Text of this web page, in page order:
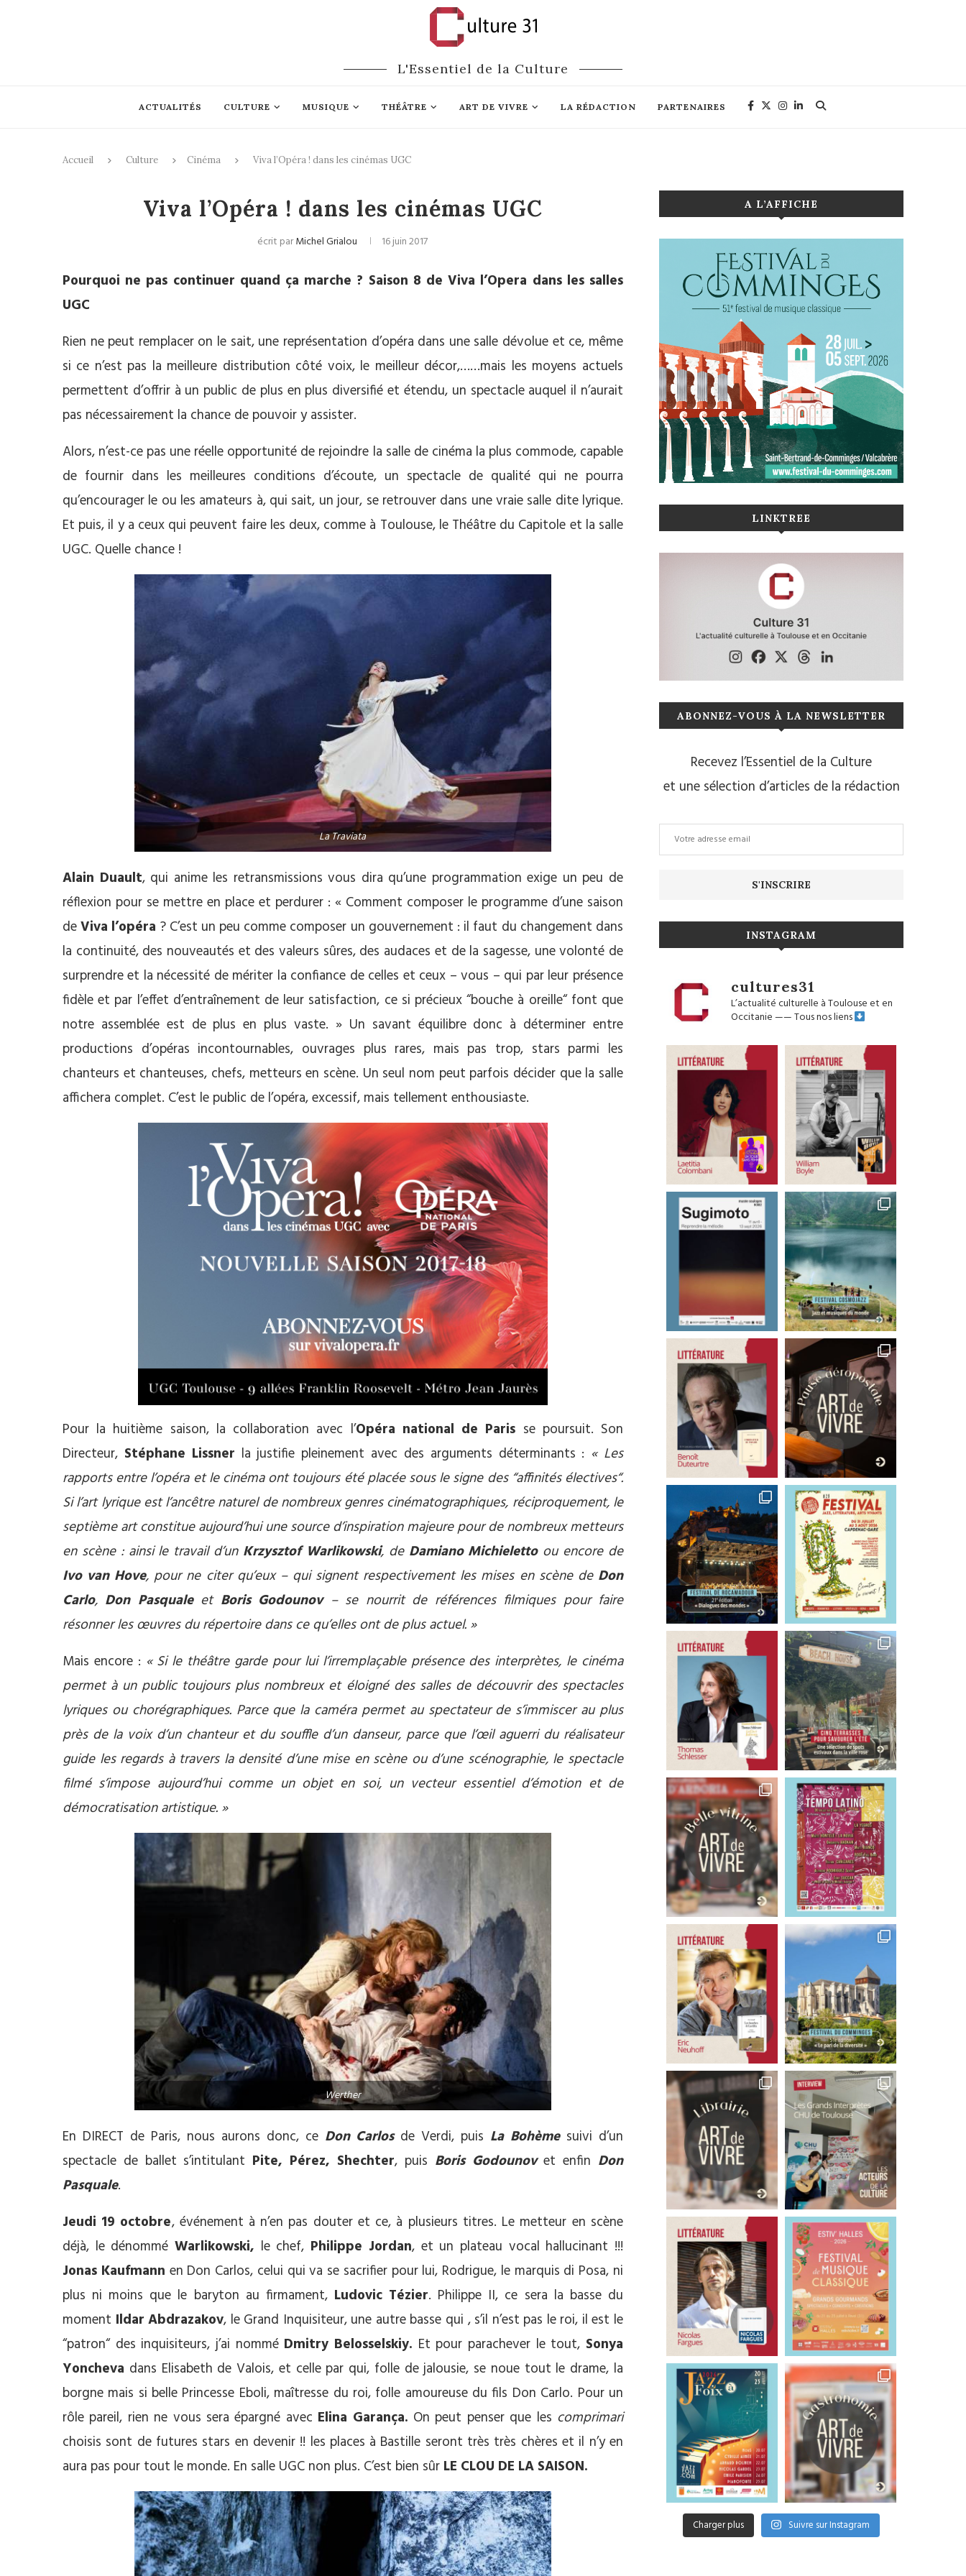
L'Essentiel de la Culture
ACTUALITÉS CULTURE MUSIQUE THÉÂTRE ART DE VIVRE LA RÉDACTION PARTENAIRES
Accueil Culture Cinéma Viva l’Opéra ! dans les cinémas UGC
Viva l’Opéra ! dans les cinémas UGC
écrit parMichel Grialou 16 juin 2017
Pourquoi ne pas continuer quand ça marche ? Saison 8 de Viva l’Opera dans les salles
UGC
Rien ne peut remplacer on le sait, une représentation d’opéra dans une salle dévolue et ce, même
si ce n’est pas la meilleure distribution côté voix, le meilleur décor,……mais les moyens actuels
permettent d’offrir à un public de plus en plus diversifié et étendu, un spectacle auquel il n’aurait
pas nécessairement la chance de pouvoir y assister.
Alors, n’est-ce pas une réelle opportunité de rejoindre la salle de cinéma la plus commode, capable
de fournir dans les meilleures conditions d’écoute, un spectacle de qualité qui ne pourra
qu’encourager le ou les amateurs à, qui sait, un jour, se retrouver dans une vraie salle dite lyrique.
Et puis, il y a ceux qui peuvent faire les deux, comme à Toulouse, le Théâtre du Capitole et la salle
UGC. Quelle chance !
La Traviata
Alain Duault, qui anime les retransmissions vous dira qu’une programmation exige un peu de
réflexion pour se mettre en place et perdurer : « Comment composer le programme d’une saison
deViva l’opéra ? C’est un peu comme composer un gouvernement : il faut du changement dans
la continuité, des nouveautés et des valeurs sûres, des audaces et de la sagesse, une volonté de
surprendre et la nécessité de mériter la confiance de celles et ceux – vous – qui par leur présence
fidèle et par l’effet d’entraînement de leur satisfaction, ce si précieux “bouche à oreille“ font que
notre assemblée est de plus en plus vaste. » Un savant équilibre donc à déterminer entre
productions d’opéras incontournables, ouvrages plus rares, mais pas trop, stars parmi les
chanteurs et chanteuses, chefs, metteurs en scène. Un seul nom peut parfois décider que la salle
affichera complet. C’est le public de l’opéra, excessif, mais tellement enthousiaste.
Pour la huitième saison, la collaboration avec l’Opéra national de Paris se poursuit. Son
Directeur, Stéphane Lissner la justifie pleinement avec des arguments déterminants : « Les
rapports entre l’opéra et le cinéma ont toujours été placée sous le signe des “affinités électives“.
Si l’art lyrique est l’ancêtre naturel de nombreux genres cinématographiques, réciproquement, le
septième art constitue aujourd’hui une source d’inspiration majeure pour de nombreux metteurs
en scène : ainsi le travail d’un Krzysztof Warlikowski, de Damiano Michielettoou encore de
Ivo van Hove, pour ne citer qu’eux – qui signent respectivement les mises en scène de Don
Carlo, Don Pasqualeet Boris Godounov– se nourrit de références filmiques pour faire
résonner les œuvres du répertoire dans ce qu’elles ont de plus actuel. »
Mais encore : « Si le théâtre garde pour lui l’irremplaçable présence des interprètes, le cinéma
permet à un public toujours plus nombreux et éloigné des salles de découvrir des spectacles
lyriques ou chorégraphiques. Parce que la caméra permet au spectateur de s’immiscer au plus
près de la voix d’un chanteur et du souffle d’un danseur, parce que l’œil aguerri du réalisateur
guide les regards à travers la densité d’une mise en scène ou d’une scénographie, le spectacle
filmé s’impose aujourd’hui comme un objet en soi, un vecteur essentiel d’émotion et de
démocratisation artistique. »
Werther
En DIRECT de Paris, nous aurons donc, ce Don Carlosde Verdi, puis La Bohèmesuivi d’un
spectacle de ballet s’intitulant Pite, Pérez, Shechter, puis Boris Godounovet enfin Don
Pasquale.
Jeudi 19 octobre, événement à n’en pas douter et ce, à plusieurs titres. Le metteur en scène
déjà, le dénomméWarlikowski, le chef, Philippe Jordan, et un plateau vocal hallucinant !!!
Jonas Kaufmann en Don Carlos, celui qui va se sacrifier pour lui, Rodrigue, le marquis di Posa, ni
plus ni moins que le baryton au firmament, Ludovic Tézier. Philippe II, ce sera la basse du
moment Ildar Abdrazakov, le Grand Inquisiteur, une autre basse qui , s’il n’est pas le roi, il est le
“patron“ des inquisiteurs, j’ai nommé Dmitry Belosselskiy. Et pour parachever le tout, Sonya
Yoncheva dans Elisabeth de Valois, et celle par qui, folle de jalousie, se noue tout le drame, la
borgne mais si belle Princesse Eboli, maîtresse du roi, folle amoureuse du fils Don Carlo. Pour un
rôle pareil, rien ne vous sera épargné avec Elina Garança. On peut penser que les comprimari
choisis sont de futures stars en devenir !! les places à Bastille seront très très chères et il n’y en
aura pas pour tout le monde. En salle UGC non plus. C’est bien sûr LE CLOU DE LA SAISON.
A L’AFFICHE
LINKTREE
ABONNEZ-VOUS À LA NEWSLETTER
Recevez l’Essentiel de la Culture
et une sélection d’articles de la rédaction
INSTAGRAM
cultures31
L’actualité culturelle à Toulouse et en
Occitanie——Tous nos liens
Charger plus Suivre sur Instagram